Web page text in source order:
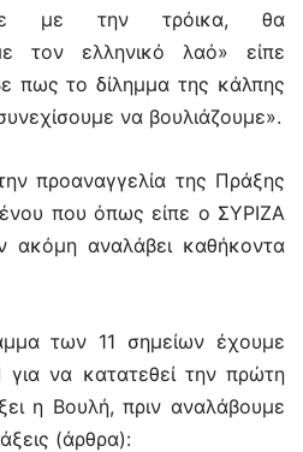
με την τρόικα, θα
τον ελληνικό λαό» είπε
πως το δίλημμα της κάλπης
να βουλιάζουμε».
προαναγγελία της Πράξης
που όπως είπε ο ΣΥΡΙΖΑ
ακόμη αναλάβει καθήκοντα
των 11 σημείων έχουμε
για να κατατεθεί την πρώτη
η Βουλή, πριν αναλάβουμε
(άρθρα):